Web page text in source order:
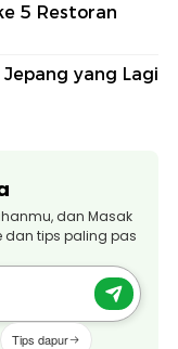
5 Restoran
yang Lagi
dan Masak
dan tips paling pas
Tips dapur